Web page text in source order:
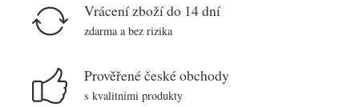
Vrácení zboží do 14 dní
zdarma a bez rizika
Prověřené české obchody
s kvalitními produkty